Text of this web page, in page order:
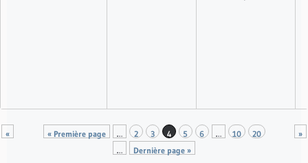
« Première page
« … 2 3 4 5 6 … 10
20
…
»
Dernière page »